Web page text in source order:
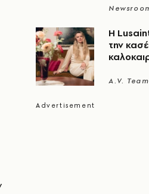
Η
την
A.V. Team